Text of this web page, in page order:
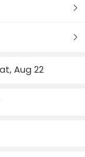
Aug 22